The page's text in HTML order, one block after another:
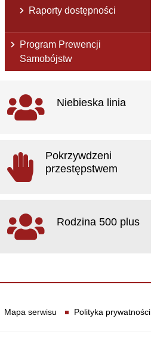
Raporty dostępności
Program Prewencji
Samobójstw
Ważne linki
Niebieska linia
Pokrzywdzeni
przestępstwem
Rodzina 500 plus
Informacje
Mapa serwisu Polityka prywatności